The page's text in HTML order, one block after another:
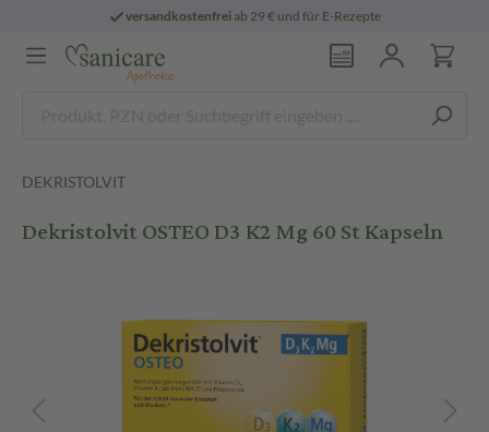
versandkostenfreiab 29 € und für E-Rezepte
DEKRISTOLVIT
Dekristolvit OSTEO D3 K2 Mg 60 St Kapseln